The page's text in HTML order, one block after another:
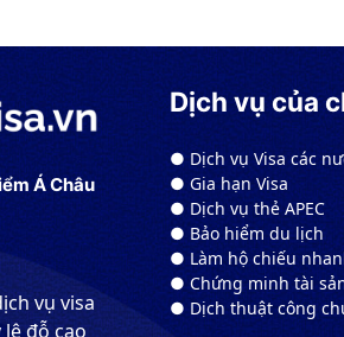
Á Châu
vụ visa
đỗ cao
Dịch vụ của
● Dịch vụ Visa các
● Gia hạn Visa
● Dịch vụ thẻ APEC
● Bảo hiểm du lịch
● Làm hộ chiếu
● Chứng minh tài
● Dịch thuật công